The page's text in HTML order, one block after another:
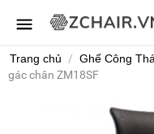
Trang chủ / Ghế Công
gác chân ZM18SF